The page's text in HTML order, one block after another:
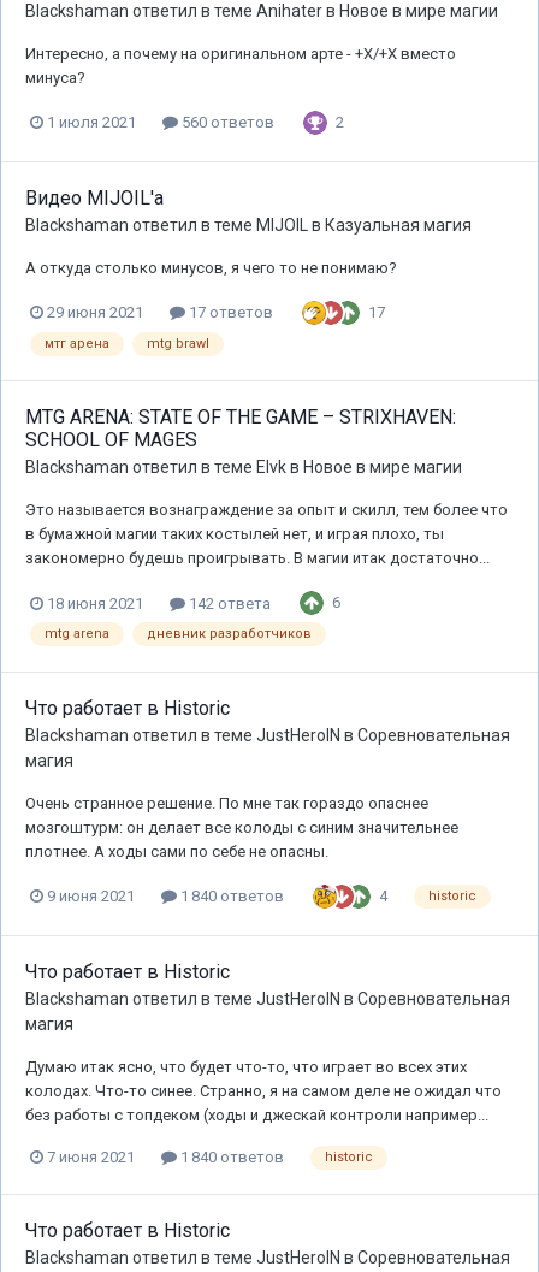
Blackshaman ответил в теме Anihaterв Новое в мире магии
Интересно, а почему на оригинальном арте - +Х/+Х вместо
минуса?
1 июля 2021 560 ответов 2
Видео MIJOIL'а
Blackshaman ответил в теме MIJOIL в Казуальная магия
А откуда столько минусов, я чего то не понимаю?
29 июня 2021 17 ответов 17
мтг арена mtg brawl
MTG ARENA: STATE OF THE GAME – STRIXHAVEN:
SCHOOL OF MAGES
Blackshaman ответил в теме Elvkв Новое в мире магии
Это называется вознаграждение за опыт и скилл, тем более что
в бумажной магии таких костылей нет, и играя плохо, ты
закономерно будешь проигрывать. В магии итак достаточно...
18 июня 2021 142 ответа 6
mtg arena дневник разработчиков
Что работает в Historic
Blackshaman ответил в теме JustHeroIN в Соревновательная
магия
Очень странное решение. По мне так гораздо опаснее
мозгоштурм: он делает все колоды с синим значительнее
плотнее. А ходы сами по себе не опасны.
9 июня 2021 1 840 ответов 4 historic
Что работает в Historic
Blackshaman ответил в теме JustHeroIN в Соревновательная
магия
Думаю итак ясно, что будет что-то, что играет во всех этих
колодах. Что-то синее. Странно, я на самом деле не ожидал что
без работы с топдеком (ходы и джескай контроли например...
7 июня 2021 1 840 ответов historic
Что работает в Historic
Blackshaman ответил в теме JustHeroIN в Соревновательная